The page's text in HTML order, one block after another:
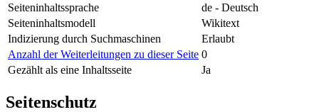
Seiteninhaltssprache
de - Deutsch
Seiteninhaltsmodell
Wikitext
Indizierung durch Suchmaschinen
Erlaubt
Anzahl der Weiterleitungen zu dieser Seite 0
Gezählt als eine Inhaltsseite
Ja
Seitenschutz